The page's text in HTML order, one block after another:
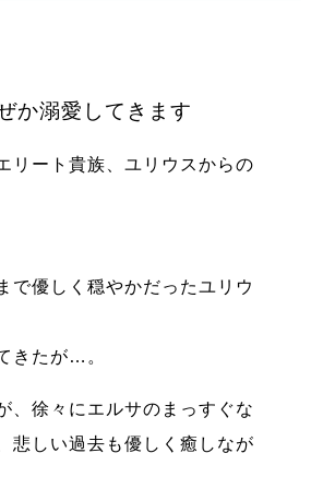
か溺愛してきます
リート貴族、ユリウスからの
で優しく穏やかだったユリウ
きたが…。
、徐々にエルサのまっすぐな
悲しい過去も優しく癒しなが